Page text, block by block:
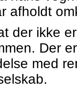
afholdt
der ikke
Der
med